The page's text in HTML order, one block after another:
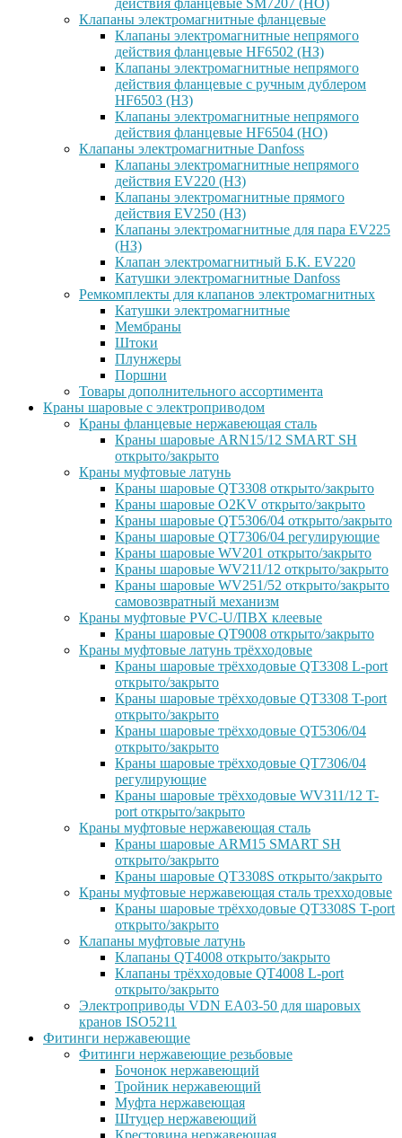
действия фланцевые SM7207 (НО)
Клапаны электромагнитные фланцевые
Клапаны электромагнитные непрямого
действия фланцевые HF6502 (НЗ)
Клапаны электромагнитные непрямого
действия фланцевые с ручным дублером
HF6503 (Н3)
Клапаны электромагнитные непрямого
действия фланцевые HF6504 (НО)
Клапаны электромагнитные Danfoss
Клапаны электромагнитные непрямого
действия EV220 (НЗ)
Клапаны электромагнитные прямого
действия EV250 (НЗ)
Клапаны электромагнитные для пара EV225
(НЗ)
Клапан электромагнитный Б.К. EV220
Катушки электромагнитные Danfoss
Ремкомплекты для клапанов электромагнитных
Катушки электромагнитные
Мембраны
Штоки
Плунжеры
Поршни
Товары дополнительного ассортимента
Краны шаровые с электроприводом
Краны фланцевые нержавеющая сталь
Краны шаровые ARN15/12 SMART SH
открыто/закрыто
Краны муфтовые латунь
Краны шаровые QT3308 открыто/закрыто
Краны шаровые O2KV открыто/закрыто
Краны шаровые QT5306/04 открыто/закрыто
Краны шаровые QT7306/04 регулирующие
Краны шаровые WV201 открыто/закрыто
Краны шаровые WV211/12 открыто/закрыто
Краны шаровые WV251/52 открыто/закрыто
самовозвратный механизм
Краны муфтовые PVC-U/ПВХ клеевые
Краны шаровые QT9008 открыто/закрыто
Краны муфтовые латунь трёхходовые
Краны шаровые трёхходовые QT3308 L-port
открыто/закрыто
Краны шаровые трёхходовые QT3308 T-port
открыто/закрыто
Краны шаровые трёхходовые QT5306/04
открыто/закрыто
Краны шаровые трёхходовые QT7306/04
регулирующие
Краны шаровые трёхходовые WV311/12 T-
port открыто/закрыто
Краны муфтовые нержавеющая сталь
Краны шаровые ARM15 SMART SH
открыто/закрыто
Краны шаровые QT3308S открыто/закрыто
Краны муфтовые нержавеющая сталь трехходовые
Краны шаровые трёхходовые QT3308S T-port
открыто/закрыто
Клапаны муфтовые латунь
Клапаны QT4008 открыто/закрыто
Клапаны трёхходовые QT4008 L-port
открыто/закрыто
Электроприводы VDN EA03-50 для шаровых
кранов ISO5211
Фитинги нержавеющие
Фитинги нержавеющие резьбовые
Бочонок нержавеющий
Тройник нержавеющий
Муфта нержавеющая
Штуцер нержавеющий
Крестовина нержавеющая